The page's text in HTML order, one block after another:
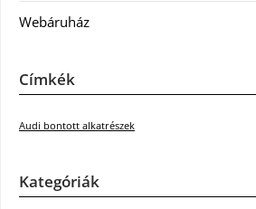
Webáruház
Címkék
Audi bontott alkatrészek
Kategóriák